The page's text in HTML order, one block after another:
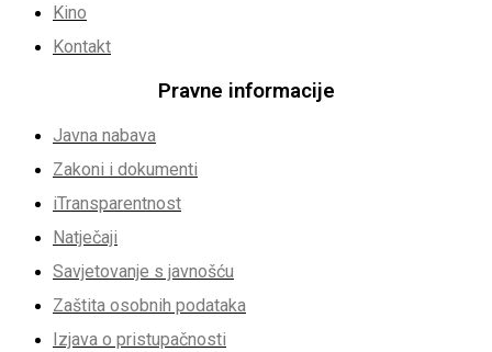
Kino
Kontakt
Pravne informacije
Javna nabava
Zakoni i dokumenti
iTransparentnost
Natječaji
Savjetovanje s javnošću
Zaštita osobnih podataka
Izjava o pristupačnosti